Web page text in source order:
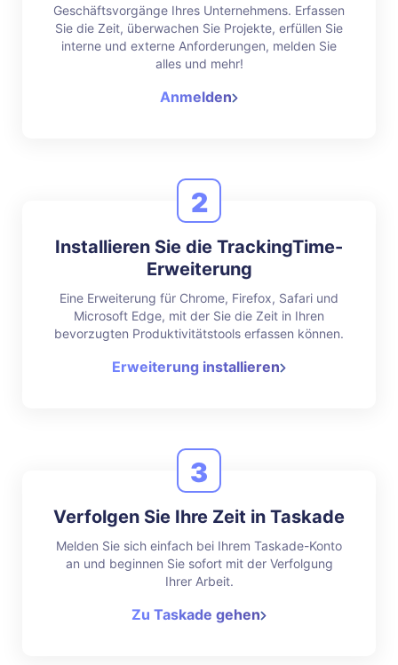
Geschäftsvorgänge Ihres Unternehmens. Erfassen
Sie die Zeit, überwachen Sie Projekte, erfüllen Sie
interne und externe Anforderungen, melden Sie
alles und mehr!
Anmelden
2
Installieren Sie die TrackingTime-
Erweiterung
Eine Erweiterung für Chrome, Firefox, Safari und
Microsoft Edge, mit der Sie die Zeit in Ihren
bevorzugten Produktivitätstools erfassen können.
Erweiterung installieren
3
Verfolgen Sie Ihre Zeit in Taskade
Melden Sie sich einfach bei Ihrem Taskade-Konto
an und beginnen Sie sofort mit der Verfolgung
Ihrer Arbeit.
Zu Taskade gehen